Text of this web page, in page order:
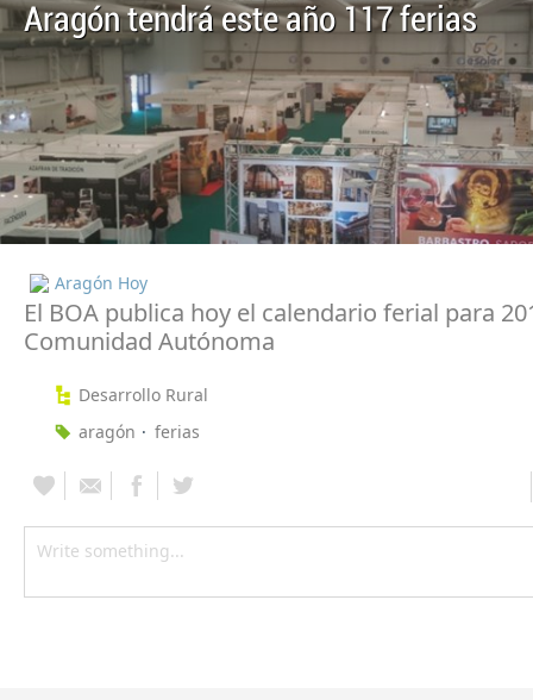
Aragón tendrá este año 117 ferias
Aragón Hoy
El BOA publica hoy el calendario ferial para
Comunidad Autónoma
Desarrollo Rural
aragón
ferias